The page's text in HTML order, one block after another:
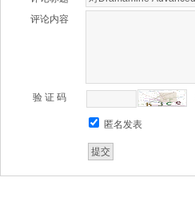
评论内容
验 证 码
匿名发表